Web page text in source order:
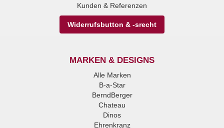
Kunden & Referenzen
Widerrufsbutton & -srecht
MARKEN & DESIGNS
Alle Marken
B-a-Star
BerndBerger
Chateau
Dinos
Ehrenkranz